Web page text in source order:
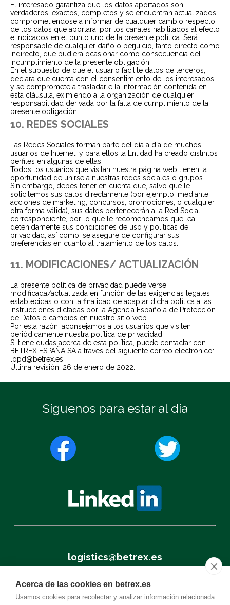
Acerca de las cookies en betrex.es
Usamos cookies para recolectar y analizar información relacionada
El interesado garantiza que los datos aportados son
verdaderos, exactos, completos y se encuentran actualizados;
comprometiéndose a informar de cualquier cambio respecto
de los datos que aportara, por los canales habilitados al efecto
e indicados en el punto uno de la presente política. Será
responsable de cualquier daño o perjuicio, tanto directo como
indirecto, que pudiera ocasionar como consecuencia del
incumplimiento de la presente obligación.
En el supuesto de que el usuario facilite datos de terceros,
declara que cuenta con el consentimiento de los interesados
y se compromete a trasladarle la información contenida en
esta cláusula, eximiendo a la organización de cualquier
responsabilidad derivada por la falta de cumplimiento de la
presente obligación.
10. REDES SOCIALES
Las Redes Sociales forman parte del día a día de muchos
usuarios de Internet, y para ellos la Entidad ha creado distintos
perfiles en algunas de ellas.
Todos los usuarios que visitan nuestra página web tienen la
oportunidad de unirse a nuestras redes sociales o grupos.
Sin embargo, debes tener en cuenta que, salvo que le
solicitemos sus datos directamente (por ejemplo, mediante
acciones de marketing, concursos, promociones, o cualquier
otra forma válida), sus datos pertenecerán a la Red Social
correspondiente, por lo que le recomendamos que lea
detenidamente sus condiciones de uso y políticas de
privacidad, así como, se asegure de configurar sus
preferencias en cuanto al tratamiento de los datos.
11. MODIFICACIONES/ ACTUALIZACIÓN
La presente política de privacidad puede verse
modificada/actualizada en función de las exigencias legales
establecidas o con la finalidad de adaptar dicha política a las
instrucciones dictadas por la Agencia Española de Protección
de Datos o cambios en nuestro sitio web.
Por esta razón, aconsejamos a los usuarios que visiten
periódicamente nuestra política de privacidad.
Si tiene dudas acerca de esta política, puede contactar con
BETREX ESPAÑA SA a través del siguiente correo electrónico:
lopd@betrex.es
Última revisión: 26 de enero de 2022.
Síguenos para estar al día
logistics@betrex.es
+34 962.878.080